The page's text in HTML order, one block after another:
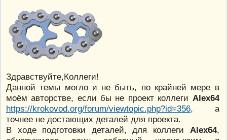
Здравствуйте,Коллеги!
Данной темы могло и не быть, по крайней мере в
моём авторстве, если бы не проект коллеги Alex64
https://krokovod.org/forum/viewtopic.php?id=356, а
точнее не достающих деталей для проекта.
В ходе подготовки деталей, для коллеги Alex64,